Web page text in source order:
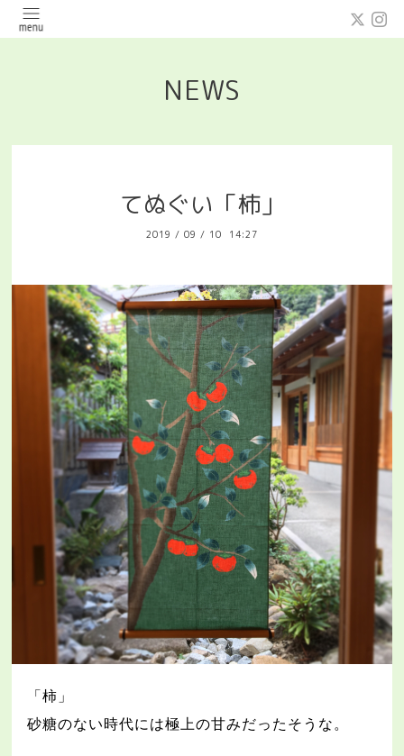
NEWS
てぬぐい「柿」
2019 / 09 / 10 14:27
「柿」
砂糖のない時代には極上の甘みだったそうな。